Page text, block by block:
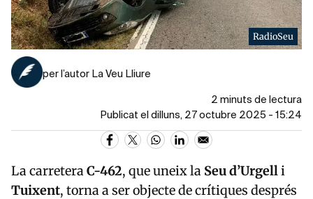
RadioSeu
per l’autor La Veu Lliure
2 minuts de lectura
Publicat el dilluns, 27 octubre 2025 - 15:24
La carreteraC-462, que uneix la Seu d’Urgelli
Tuixent, torna a ser objecte de crítiques després